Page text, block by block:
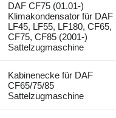
DAF CF75 (01.01-)
Klimakondensator für DAF
LF45, LF55, LF180, CF65,
CF75, CF85 (2001-)
Sattelzugmaschine
Kabinenecke für DAF
CF65/75/85
Sattelzugmaschine